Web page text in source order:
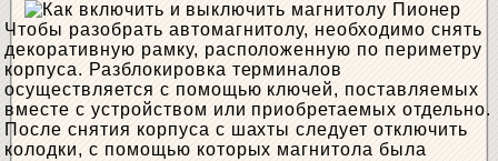
Чтобы разобрать автомагнитолу, необходимо снять
декоративную рамку, расположенную по периметру
корпуса. Разблокировка терминалов
осуществляется с помощью ключей, поставляемых
вместе с устройством или приобретаемых отдельно.
После снятия корпуса с шахты следует отключить
колодки, с помощью которых магнитола была